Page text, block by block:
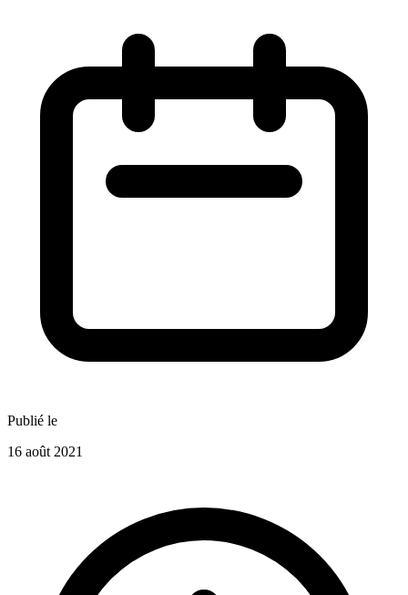
Publié le
16 août 2021